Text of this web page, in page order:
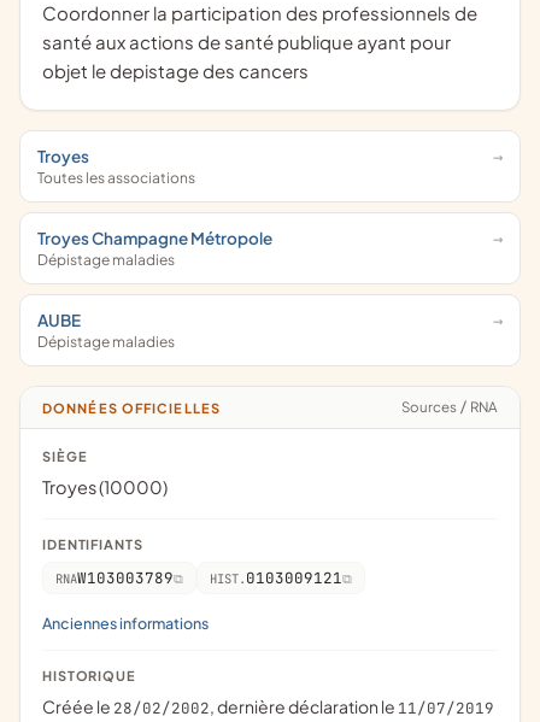
coordonner la participation des professionnels de
santé aux actions de santé publique ayant pour
objet le depistage des cancers
Troyes
Toutes les associations
Troyes Champagne Métropole
Dépistage maladies
AUBE
Dépistage maladies
DONNÉES OFFICIELLES Sources / RNA
SIÈGE
Troyes (10000)
IDENTIFIANTS
RNAW103003789 HIST. 0103009121
Anciennes informations
HISTORIQUE
Créée le 28/02/2002, dernière déclaration le 11/07/2019